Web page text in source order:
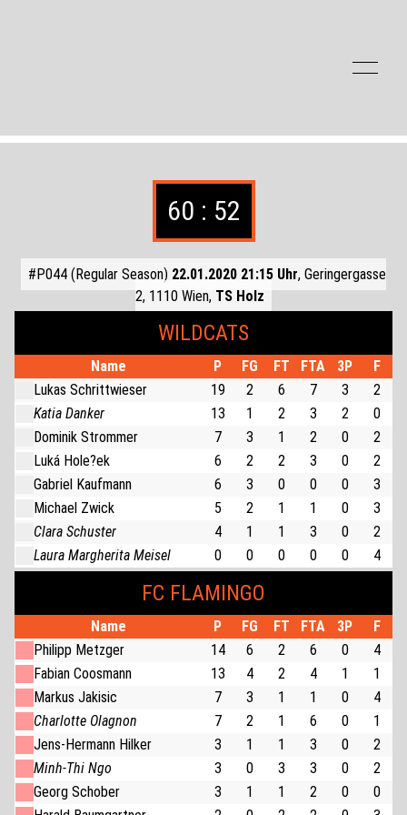
60 : 52
#P044 (Regular Season) 22.01.2020 21:15 Uhr, Geringergasse
2, 1110 Wien, TS Holz
WILDCATS
Name P FG FT FTA 3P
F
Lukas Schrittwieser
19 2 6 7 3
2
Katia Danker
13 1 2 3 2
0
Dominik Strommer
7 3 1 2 0
2
Luká Hole?ek
6 2 2 3 0
2
Gabriel Kaufmann
6 3 0 0 0
3
Michael Zwick
5 2 1 1 0
3
Clara Schuster
4 1 1 3 0
2
Laura Margherita Meisel
0 0 0 0 0 4
FC FLAMINGO
Name P FG FT FTA 3P
F
Philipp Metzger
14 6 2 6 0
4
Fabian Coosmann
13 4 2 4 1
1
Markus Jakisic
7 3 1 1 0
4
Charlotte Olagnon
7 2 1 6 0
1
Jens-Hermann Hilker
3 1 1 3 0
2
Minh-Thi Ngo
3 0 3 3 0
2
Georg Schober
3 1 1 2 0
0